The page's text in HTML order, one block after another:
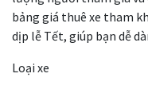
bảng giá thuê xe tham
dịp lễ Tết, giúp bạn dễ
Loại xe